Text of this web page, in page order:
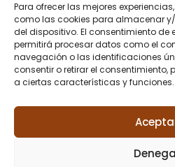
Para ofrecer las mejores
como las cookies para almacenar
del dispositivo. El consentimiento
permitirá procesar datos como el
navegación o las identificaciones
consentir o retirar el
a ciertas características y funciones.